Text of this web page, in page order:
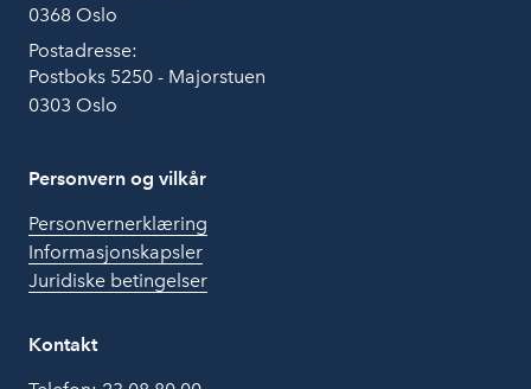
0368 Oslo
Postadresse:
Postboks 5250 - Majorstuen
0303 Oslo
Personvern og vilkår
Personvernerklæring
Informasjonskapsler
Juridiske betingelser
Kontakt